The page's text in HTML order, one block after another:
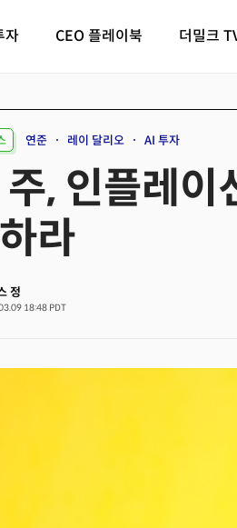
디지털자산
미래 교육/직업
자 CEO 플레이북 더밀크
크리스의 뉴
연준 레이 달리오 AI 투자
, 인플레이
라
정
18:48 PDT